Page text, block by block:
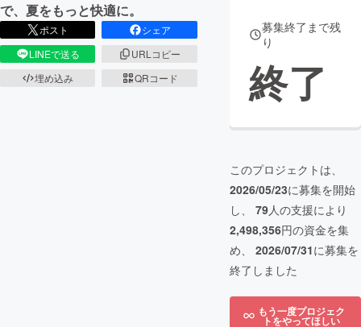
で、夏をもっと快適に。
ポスト
シェア
LINEで送る
URLコピー
埋め込み
QRコード
募集終了まで残
り
終了
このプロジェクトは、
2026/05/23に募集を開始
し、 79人の支援により
2,498,356円の資金を集
め、 2026/07/31に募集を
終了しました
もう一度プロジェク
トをやってほしい